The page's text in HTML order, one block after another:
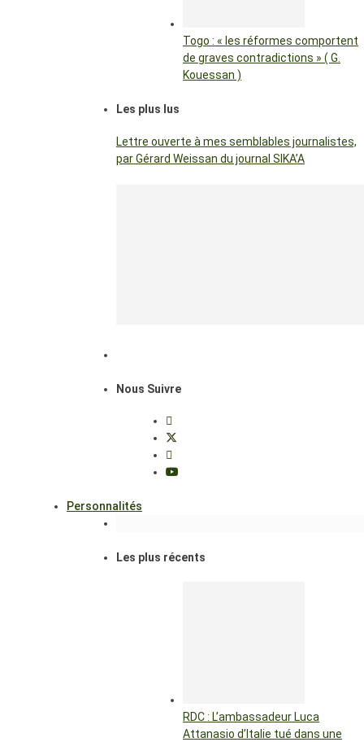
Togo : « les réformes comportent
de graves contradictions » ( G.
Kouessan )
Les plus lus
Lettre ouverte à mes semblables journalistes,
par Gérard Weissan du journal SIKA’A
Nous Suivre
Personnalités
Les plus récents
RDC : L’ambassadeur Luca
Attanasio d’Italie tué dans une